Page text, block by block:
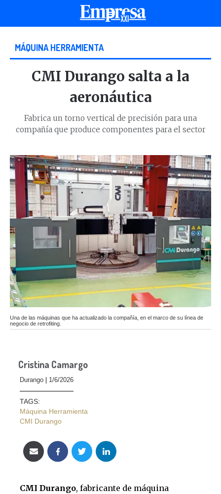
MÁQUINA HERRAMIENTA
CMI Durango salta a la
aeronáutica
Fabrica un torno vertical de precisión para una
compañía que produce componentes para el sector
Una de las máquinas que ha actualizado la compañía, en el marco de su línea de
negocio de retrofiting.
Cristina Camargo
Durango 1/6/2026
TAGS:
Máquina Herramienta
CMI Durango
CMI Durango, fabricante de máquina